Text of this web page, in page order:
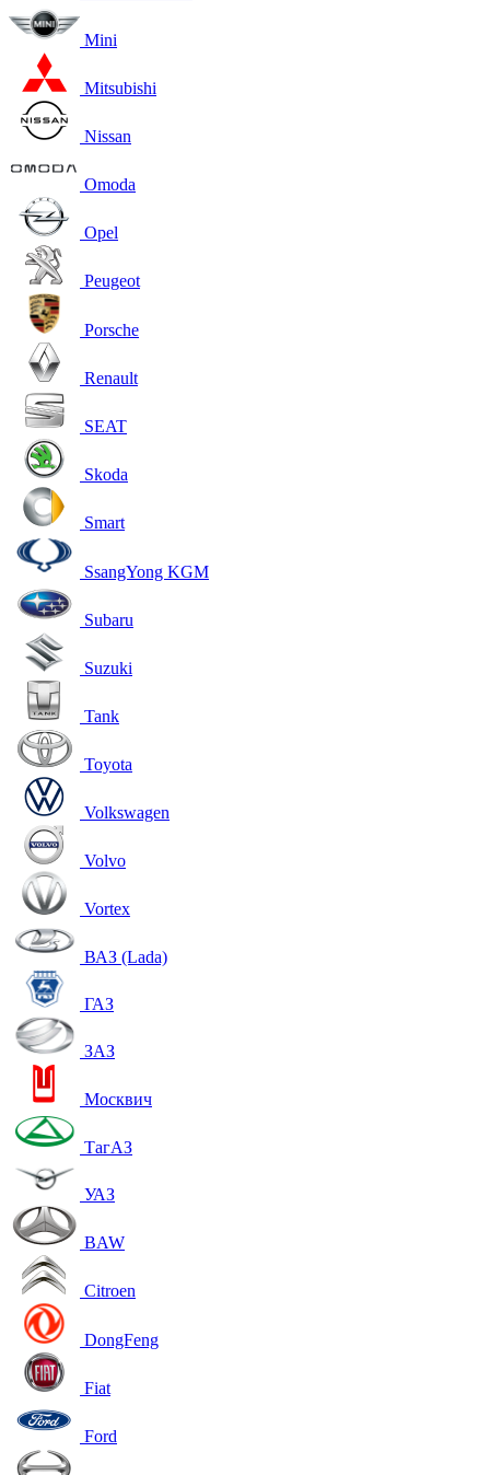
Mini
Mitsubishi
Nissan
Omoda
Opel
Peugeot
Porsche
Renault
SEAT
Skoda
Smart
SsangYong KGM
Subaru
Suzuki
Tank
Toyota
Volkswagen
Volvo
Vortex
ВАЗ (Lada)
ГАЗ
ЗАЗ
Москвич
ТагАЗ
УАЗ
BAW
Citroen
DongFeng
Fiat
Ford